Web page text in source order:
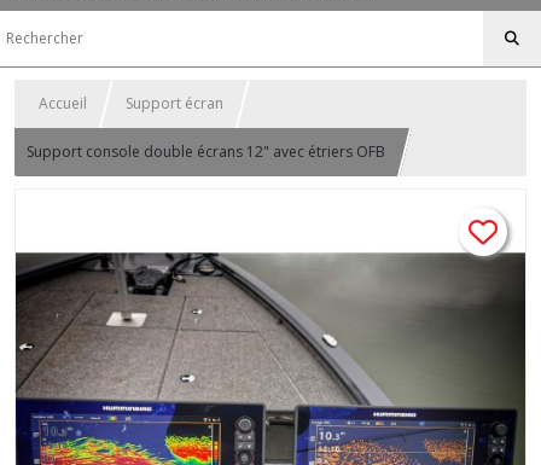
Accueil Support écran
Support console double écrans 12" avec étriers OFB